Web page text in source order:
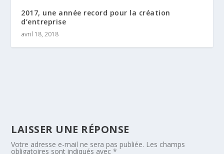
2017, une année record pour la création
d’entreprise
avril 18, 2018
LAISSER UNE RÉPONSE
Votre adresse e-mail ne sera pas publiée. Les champs
obligatoires sont indiqués avec*